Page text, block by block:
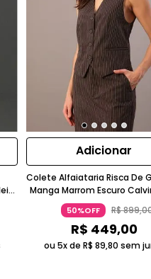
Adicionar
Colete Alfaiataria Risca De
Manga Marrom Escuro
Jeans
50%OFF R$899,
R$ 449,00
ou 5x deR$ 89,80 sem